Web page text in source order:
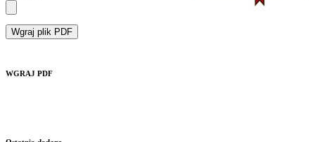
Wgraj plik PDF
WGRAJ PDF